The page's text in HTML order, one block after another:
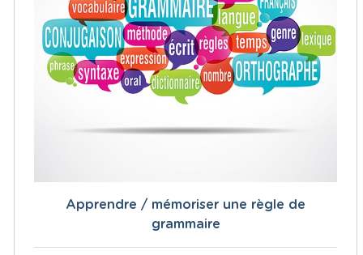
Apprendre / mémoriser une règle de
grammaire